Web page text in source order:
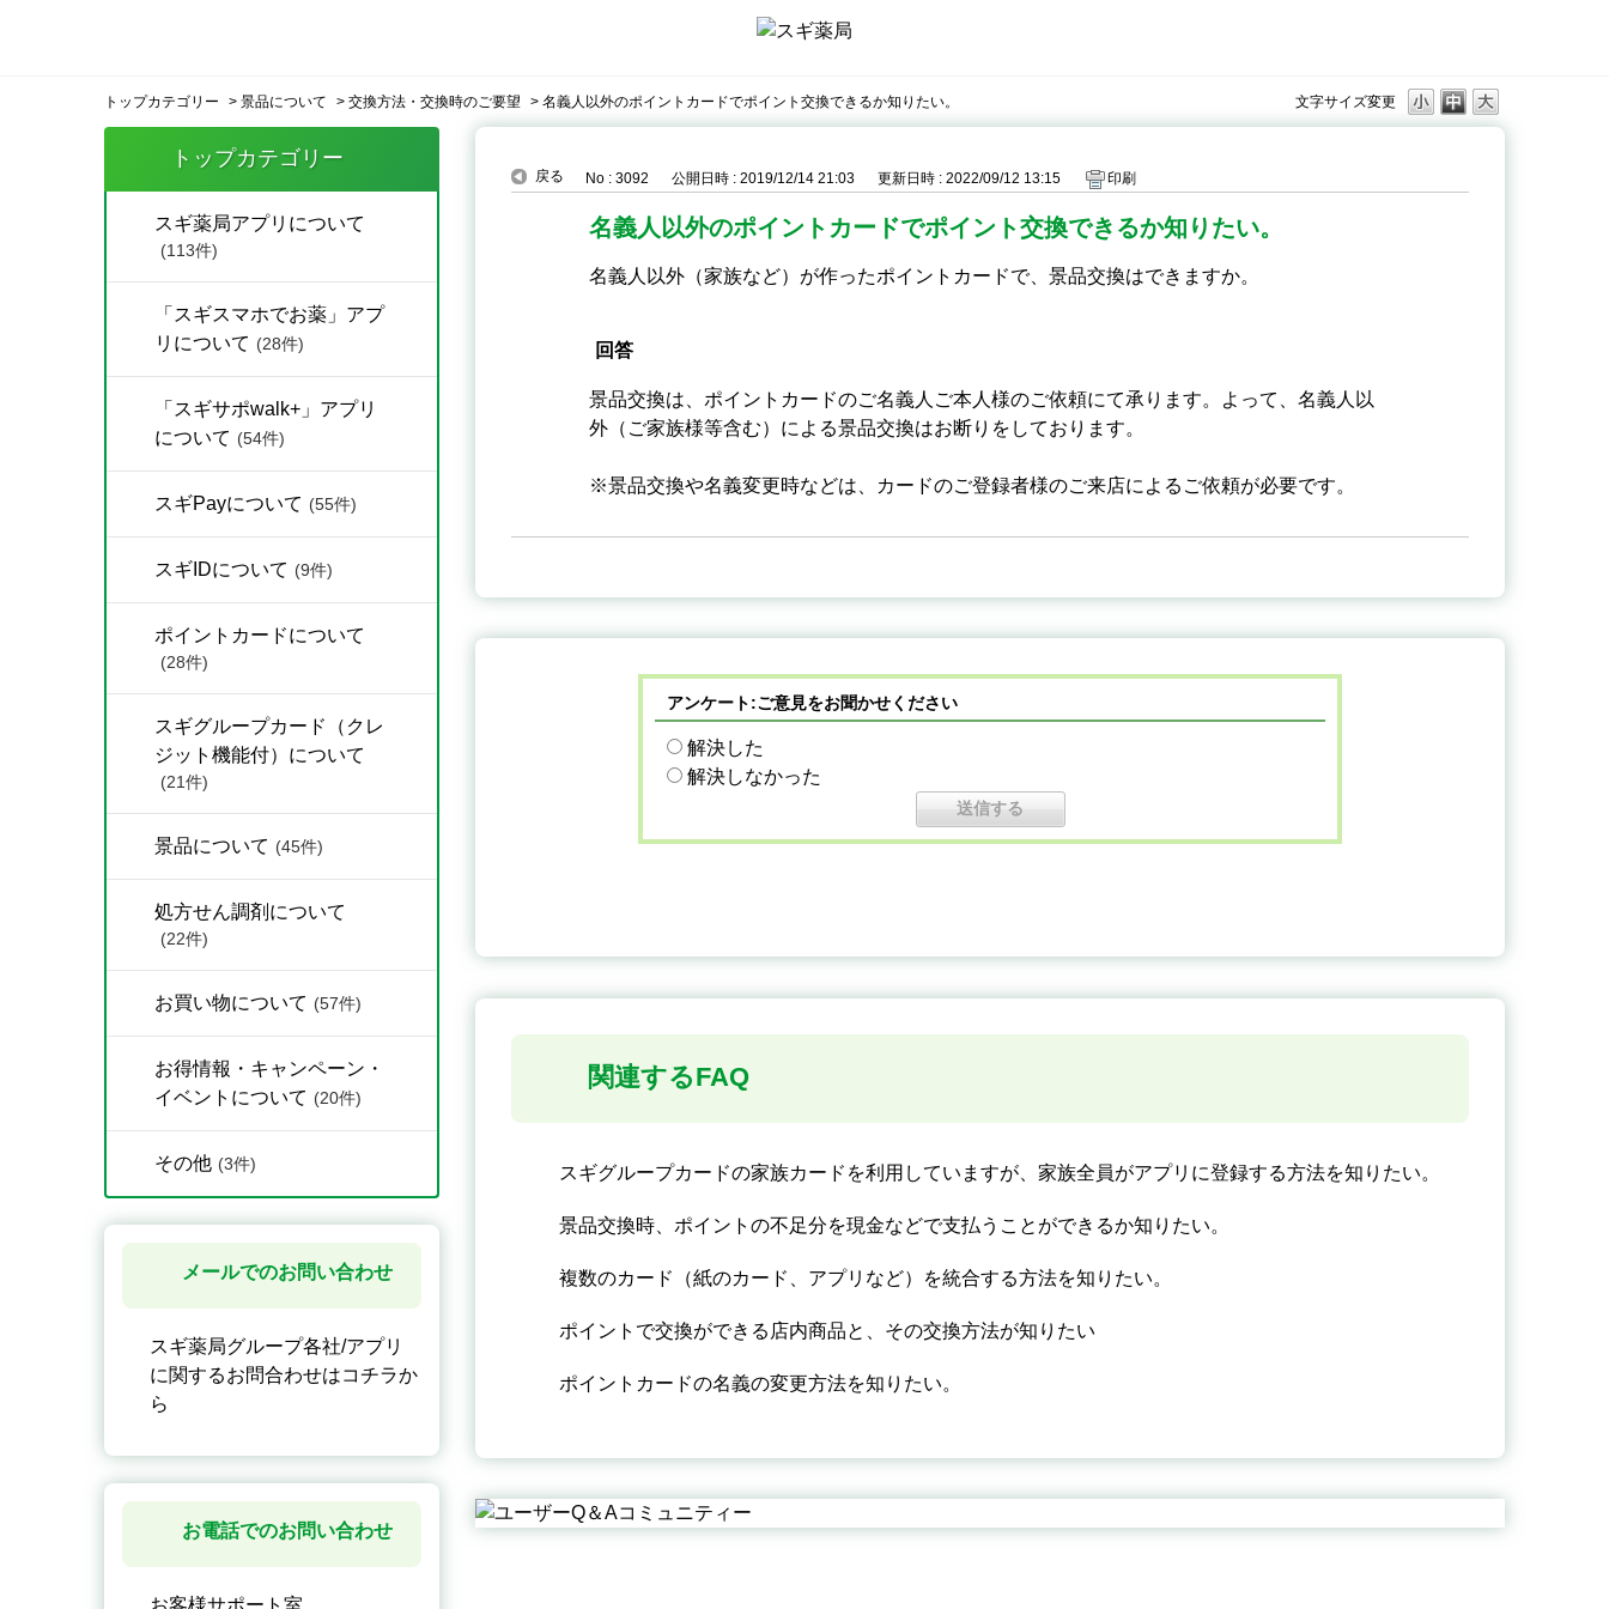
文字サイズ変更
トップカテゴリー > 景品について > 交換方法・交換時のご要望 > 名義人以外のポイントカードでポイント交換できるか知りたい。
トップカテゴリー
スギ薬局アプリについて
(113件)
「スギスマホでお薬」アプ
リについて (28件)
「スギサポwalk+」アプリ
について (54件)
スギPayについて (55件)
スギIDについて (9件)
ポイントカードについて
(28件)
スギグループカード（クレ
ジット機能付）について
(21件)
景品について (45件)
処方せん調剤について
(22件)
お買い物について (57件)
お得情報・キャンペーン・
イベントについて (20件)
その他 (3件)
メールでのお問い合わせ
スギ薬局グループ各社/アプリ
に関するお問合わせはコチラか
ら
お電話でのお問い合わせ
お客様サポート室
戻る No : 3092 公開日時 : 2019/12/14 21:03 更新日時 : 2022/09/12 13:15 印刷
名義人以外のポイントカードでポイント交換できるか知りたい。
名義人以外（家族など）が作ったポイントカードで、景品交換はできますか。
回答
景品交換は、ポイントカードのご名義人ご本人様のご依頼にて承ります。よって、名義人以
外（ご家族様等含む）による景品交換はお断りをしております。
※景品交換や名義変更時などは、カードのご登録者様のご来店によるご依頼が必要です。
アンケート:ご意見をお聞かせください
解決した
解決しなかった
関連するFAQ
スギグループカードの家族カードを利用していますが、家族全員がアプリに登録する方法を知りたい。
景品交換時、ポイントの不足分を現金などで支払うことができるか知りたい。
複数のカード（紙のカード、アプリなど）を統合する方法を知りたい。
ポイントで交換ができる店内商品と、その交換方法が知りたい
ポイントカードの名義の変更方法を知りたい。